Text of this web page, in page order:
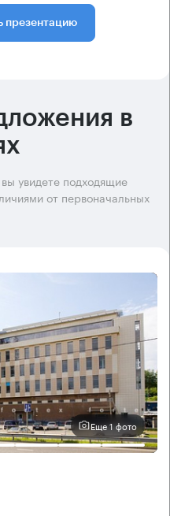
презентацию
в
увидете подходящие
от первоначальных
Еще 1 фото